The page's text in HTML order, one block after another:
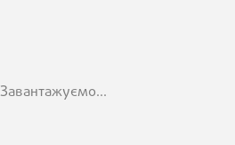
Завантажуємо...